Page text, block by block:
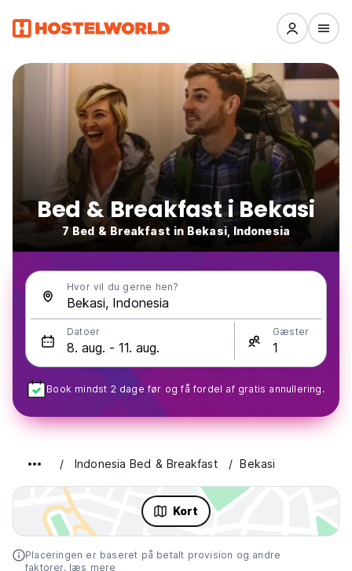
Bed & Breakfast i Bekasi
7 Bed & Breakfast in Bekasi, Indonesia
Hvor vil du gerne hen?
Datoer Gæster
Book mindst 2 dage før og få fordel af gratis annullering.
Indonesia Bed & Breakfast Bekasi
Kort
Placeringen er baseret på betalt provision og andre
faktorer. læs mere